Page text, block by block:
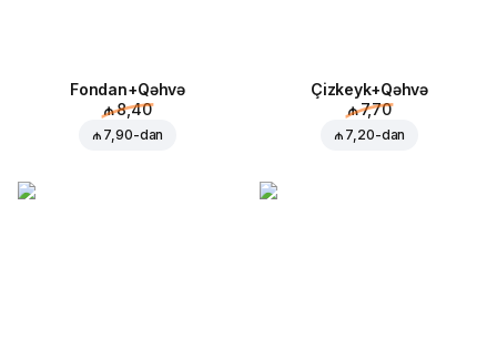
Fondan+Qəhvə
₼ 8,40
₼ 7,90-dan
Çizkeyk+Qəhvə
₼ 7,70
₼ 7,20-dan